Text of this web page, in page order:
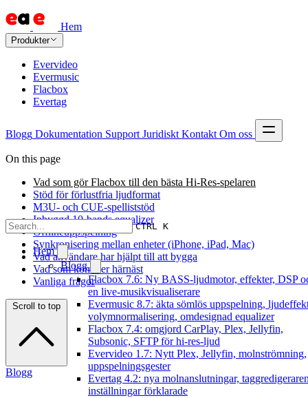
Hem
Produkter
Evervideo
Evermusic
Flacbox
Evertag
Blogg Dokumentation Support Juridiskt Kontakt Om oss
CTRL K
Hem
Blogg
Flacbox 7.6: Ny BASS-ljudmotor, effekter, DSP
en live-musikvisualiserare
Evermusic 8.7: äkta sömlös uppspelning,
volymnormalisering, omdesignad equalizer
Flacbox 7.4: omgjord CarPlay, Plex, Jellyfin,
Subsonic, SFTP för hi-res-ljud
Evervideo 1.7: Nytt Plex, Jellyfin, molnströmning,
uppspelningsgester
Evertag 4.2: nya molnanslutningar,
inställningar förklarade
On this page
Vad som gör Flacbox till den bästa Hi-Res-spelaren
Stöd för förlustfria ljudformat
M3U- och CUE-spelliststöd
Inbyggd 10-bands equalizer
Offlineuppspelning
Synkronisering mellan enheter (iPhone, iPad, Mac)
Vad användare har hjälpt till att bygga
Vad som kommer härnäst
Vanliga frågor
Scroll to top
Blogg